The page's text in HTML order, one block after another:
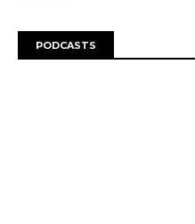
PODCASTS